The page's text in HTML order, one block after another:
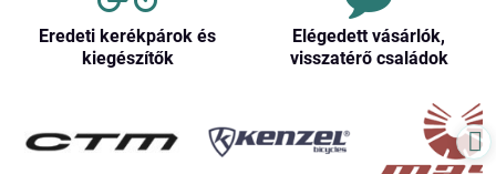
Eredeti kerékpárok és
kiegészítők
Elégedett vásárlók,
visszatérő családok